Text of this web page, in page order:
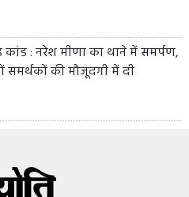
: नरेश मीणा का थाने में समर्पण,
समर्थकों की मौजूदगी में दी